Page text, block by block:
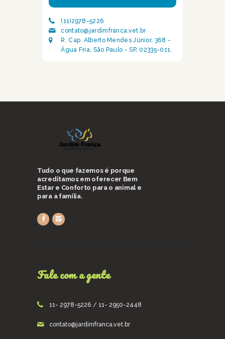
(11)2978-5226
contato@jardimfranca.vet.br
R. Cap. Alberto Mendes Júnior, 368 -
Água Fria, São Paulo - SP, 02335-011.
Tudo o que fazemos é porque
acreditamos em oferecer Bem
Estar e Conforto para o animal e
para a família.
Fale com a gente
11- 2978-5226 / 11- 2950-2448
contato@jardimfranca.vet.br